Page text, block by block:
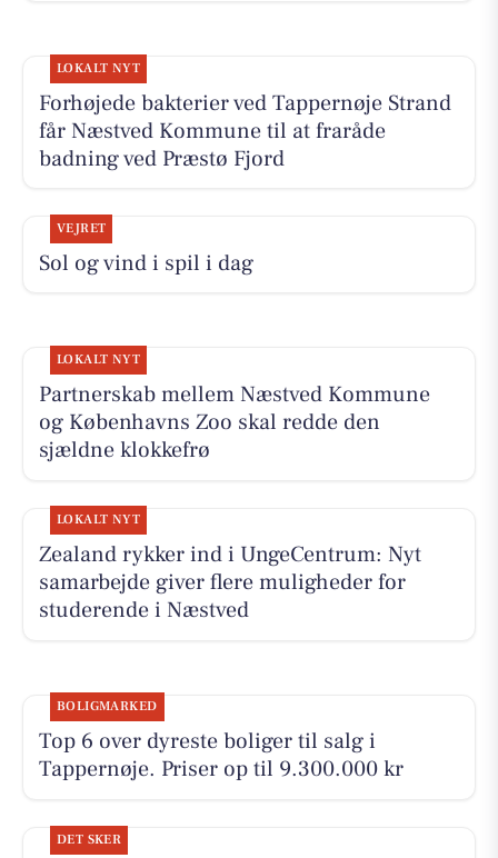
LOKALT NYT
Forhøjede bakterier ved Tappernøje Strand
får Næstved Kommune til at fraråde
badning ved Præstø Fjord
VEJRET
Sol og vind i spil i dag
LOKALT NYT
Partnerskab mellem Næstved Kommune
og Københavns Zoo skal redde den
sjældne klokkefrø
LOKALT NYT
Zealand rykker ind i UngeCentrum: Nyt
samarbejde giver flere muligheder for
studerende i Næstved
BOLIGMARKED
Top 6 over dyreste boliger til salg i
Tappernøje. Priser op til 9.300.000 kr
DET SKER